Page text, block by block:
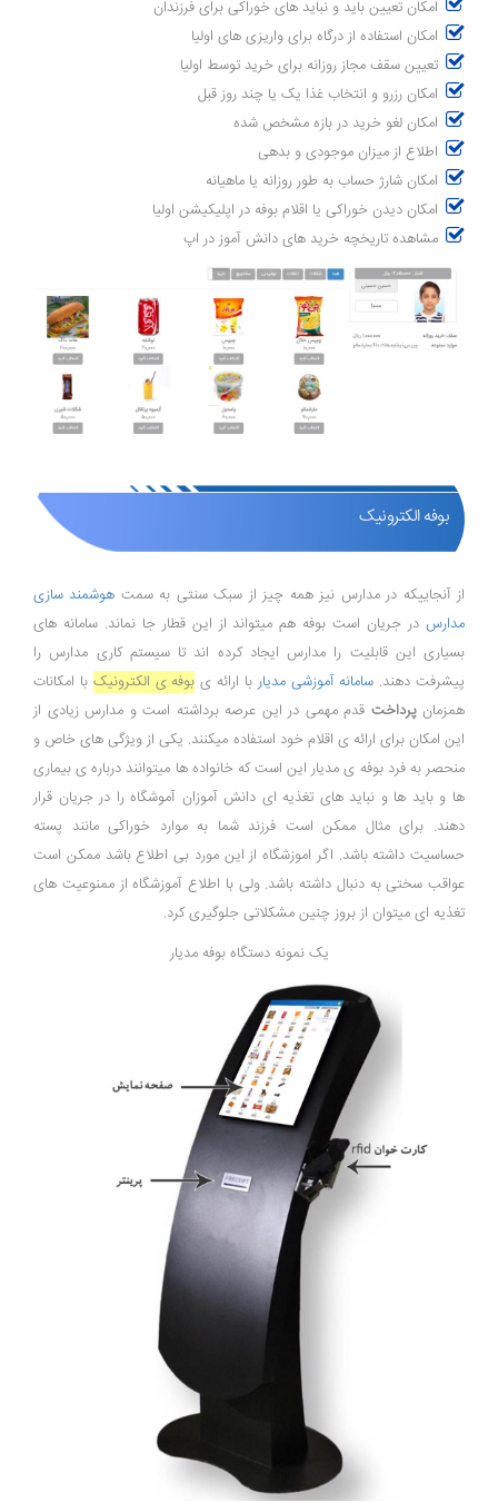
امکان تعیین باید و نباید های خوراکی برای فرزندان
امکان استفاده از درگاه برای واریزی های اولیا
تعیین سقف مجاز روزانه برای خرید توسط اولیا
امکان رزرو و انتخاب غذا یک یا چند روز قبل
امکان لغو خرید در بازه مشخص شده
اطلاع از میزان موجودی و بدهی
امکان شارژ حساب به طور روزانه یا ماهیانه
امکان دیدن خوراکی یا اقلام بوفه در اپلیکیشن اولیا
مشاهده تاریخچه خرید های دانش آموز در اپ
بوفه الکترونیک
از آنجاییکه در مدارس نیز همه چیز از سبک سنتی به سمت هوشمند سازی
مدارس در جریان است بوفه هم میتواند از این قطار جا نماند. سامانه های
بسیاری این قابلیت را مدارس ایجاد کرده اند تا سیستم کاری مدارس را
پیشرفت دهند. سامانه آموزشی مدیار با ارائه ی بوفه ی الکترونیک با امکانات
همزمانپرداخت قدم مهمی در این عرصه برداشته است و مدارس زیادی از
این امکان برای ارائه ی اقلام خود استفاده میکنند. یکی از ویژگی های خاص و
منحصر به فرد بوفه ی مدیار این است که خانواده ها میتوانند درباره ی بیماری
ها و باید ها و نباید های تغذیه ای دانش آموزان آموشگاه را در جریان قرار
دهند. برای مثال ممکن است فرزند شما به موارد خوراکی مانند پسته
حساسیت داشته باشد. اگر اموزشگاه از این مورد بی اطلاع باشد ممکن است
عواقب سختی به دنبال داشته باشد. ولی با اطلاع آموزشگاه از ممنوعیت های
تغذیه ای میتوان از بروز چنین مشکلاتی جلوگیری کرد.
یک نمونه دستگاه بوفه مدیار